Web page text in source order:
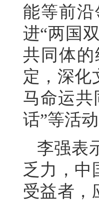
能等前
进“两国
共同体
定，深化
马命运共
话”等活
李强表
乏力，中
受益者，